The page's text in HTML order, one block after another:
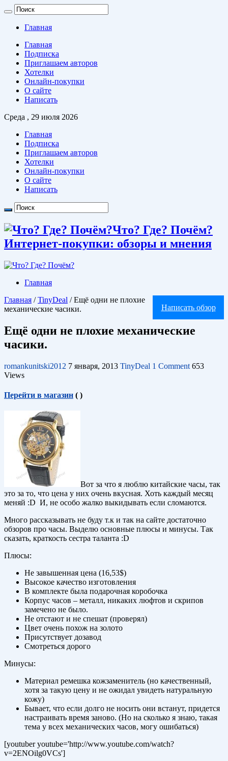
Главная
Главная
Подписка
Приглашаем авторов
Хотелки
Онлайн-покупки
О сайте
Написать
Среда , 29 июля 2026
Главная
Подписка
Приглашаем авторов
Хотелки
Онлайн-покупки
О сайте
Написать
Что? Где? Почём?
Интернет-покупки: обзоры и мнения
Главная
Написать обзор
Главная / TinyDeal / Ещё одни не плохие
механические часики.
Ещё одни не плохие механические
часики.
romankunitski2012 7 января, 2013 TinyDeal 1 Comment 653
Views
Перейти в магазин ( )
Вот за что я люблю китайские часы, так
это за то, что цена у них очень вкусная. Хоть каждый месяц
меняй :D И, не особо жалко выкидывать если сломаются.
Много рассказывать не буду т.к и так на сайте достаточно
обзоров про часы. Выделю основные плюсы и минусы. Так
сказать, краткость сестра таланта :D
Плюсы:
Не завышенная цена (16,53$)
Высокое качество изготовления
В комплекте была подарочная коробочка
Корпус часов – металл, никаких люфтов и скрипов
замечено не было.
Не отстают и не спешат (проверял)
Цвет очень похож на золото
Присутствует дозавод
Смотреться дорого
Минусы:
Материал ремешка кожзаменитель (но качественный,
хотя за такую цену и не ожидал увидеть натуральную
кожу)
Бывает, что если долго не носить они встанут, придется
настраивать время заново. (Но на сколько я знаю, такая
тема у всех механических часов, могу ошибаться)
[youtuber youtube='http://www.youtube.com/watch?
v=2ENOilg0VCs']